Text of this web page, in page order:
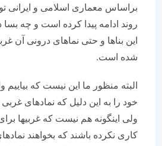
براساس معماری اسلامی و ایرانی توجه
روند ادامه پیدا كرده است و چه بسا در
این بناها و حتی نماهای درونی آن غربی‏تر
شده است.
البته منظور ما این نیست كه بیاییم
خود را به این دلیل كه نمادهای غربی
ولی اینگونه هم نیست كه غربی‏ها برای
كاری نكرده باشند كه بخواهند نمادهای